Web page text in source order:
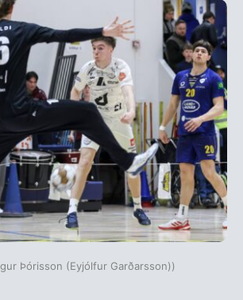
Þórisson (Eyjólfur Garðarsson))